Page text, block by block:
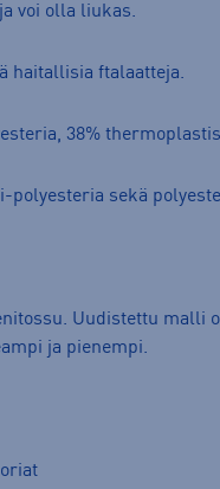
voi olla liukas.
haitallisia ftalaatteja.
38%
polyesteria sekä
Uudistettu malli
ja pienempi.